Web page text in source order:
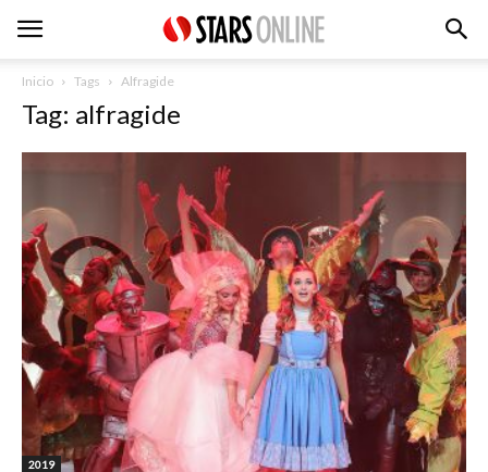
Inicio Tags Alfragide
Tag: alfragide
2019